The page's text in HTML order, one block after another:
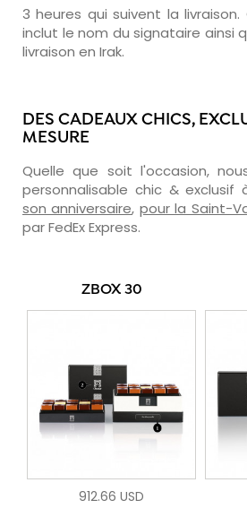
3 heures qui suivent la
inclut le nom du signataire ainsi
livraison en Irak.
DES CADEAUX CHICS,
MESURE
Quelle que soit l'occasion,
personnalisable chic & exclusif
son anniversaire, pour la Saint-
par FedEx Express.
ZBOX 30
912.66 USD